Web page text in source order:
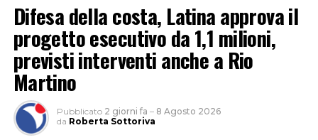
Difesa della costa, Latina approva il
progetto esecutivo da 1,1 milioni,
previsti interventi anche a Rio
Martino
Pubblicato 2 giorni fa – 8 Agosto 2026
da Roberta Sottoriva